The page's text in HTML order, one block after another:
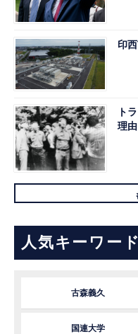
印
ト
理
人気キーワード
古森義久
国連大学